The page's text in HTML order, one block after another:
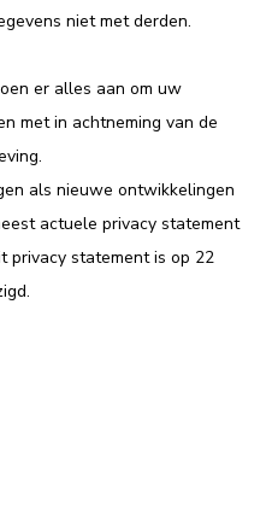
niet met derden.
er alles aan om uw
met in achtneming van de
als nieuwe ontwikkelingen
actuele privacy statement
privacy statement is op 22